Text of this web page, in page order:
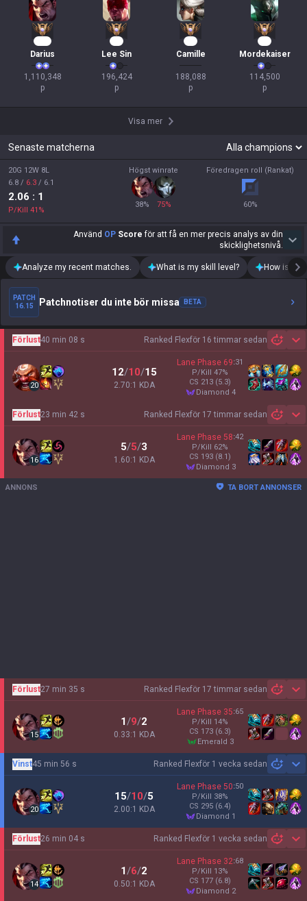
Darius
1,110,348
p
Lee Sin
196,424
p
Camille
188,088
p
Mordekaiser
114,500
p
Visa mer
Senaste matcherna
20G 12W 8L
6.8 / 6.3 / 6.1
2.06 : 1
P/Kill 41 %
Högst winrate
38% 75%
Föredragen roll (Rankat)
60%
Använd OP Score för att få en mer precis analys av din
skicklighetsnivå.
Analyze my recent matches. What is my skill level? How is my
PATCH
16.15
Patchnotiser du inte bör missa BETA
Ranked Flexför 16 timmar sedan
Förlust40 min 08 s
20
12/10/15
2.70:1 KDA
Lane Phase 69:31
P/Kill 47%
CS 213 (5.3)
diamond 4
Ranked Flexför 17 timmar sedan
Förlust23 min 42 s
16
5/5/3
1.60:1 KDA
Lane Phase 58:42
P/Kill 62%
CS 193 (8.1)
diamond 3
ANNONS TA BORT ANNONSER
Ranked Flexför 17 timmar sedan
Förlust27 min 35 s
15
1/9/2
0.33:1 KDA
Lane Phase 35:65
P/Kill 14%
CS 173 (6.3)
emerald 3
Ranked Flexför 1 vecka sedan
Vinst45 min 56 s
20
15/10/5
2.00:1 KDA
Lane Phase 50:50
P/Kill 38%
CS 295 (6.4)
diamond 1
Ranked Flexför 1 vecka sedan
Förlust26 min 04 s
14
1/6/2
0.50:1 KDA
Lane Phase 32:68
P/Kill 13%
CS 177 (6.8)
diamond 2